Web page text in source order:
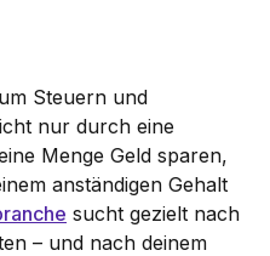
Steuern und
nur durch eine
Menge Geld sparen,
anständigen Gehalt
sucht gezielt nach
– und nach deinem